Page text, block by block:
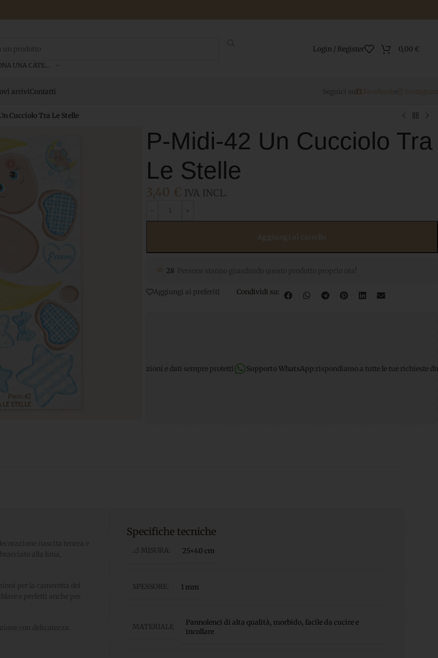
SELEZIONA UNA CATEGORIA
Login / Register 0,00 €
arriviContatti
Cucciolo Tra Le Stelle
P-Midi-42 Un Cucciolo Tra
Le Stelle
IVA INCL.
28
Aggiungi ai preferiti Condividi su:
sicuri per transazioni e dati sempre protetti Supporto WhatsApp:rispondiamo a tutte le tue richieste dirette
Specifiche tecniche
📐 MISURA: 25×40 cm
SPESSORE: 1 mm
MATERIALE
Pannolenci di alta qualità, morbido, facile da cucire e
incollare